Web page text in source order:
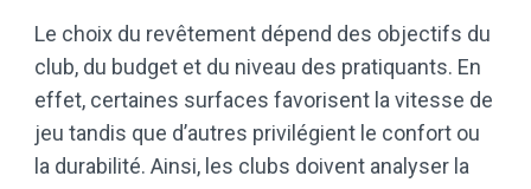
Le choix du revêtement dépend des objectifs du
club, du budget et du niveau des pratiquants. En
effet, certaines surfaces favorisent la vitesse de
jeu tandis que d’autres privilégient le confort ou
la durabilité. Ainsi, les clubs doivent analyser la